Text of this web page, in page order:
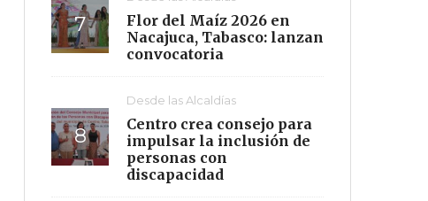
Flor del Maíz 2026 en
Nacajuca, Tabasco: lanzan
convocatoria
Desde las Alcaldías
Centro crea consejo para
impulsar la inclusión de
personas con
discapacidad